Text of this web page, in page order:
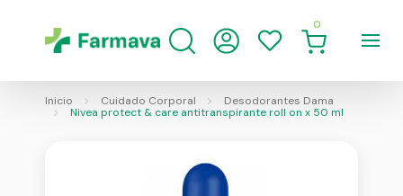
0
Inicio Cuidado Corporal
Desodorantes Dama
Nivea protect & care antitranspirante roll on x 50 ml